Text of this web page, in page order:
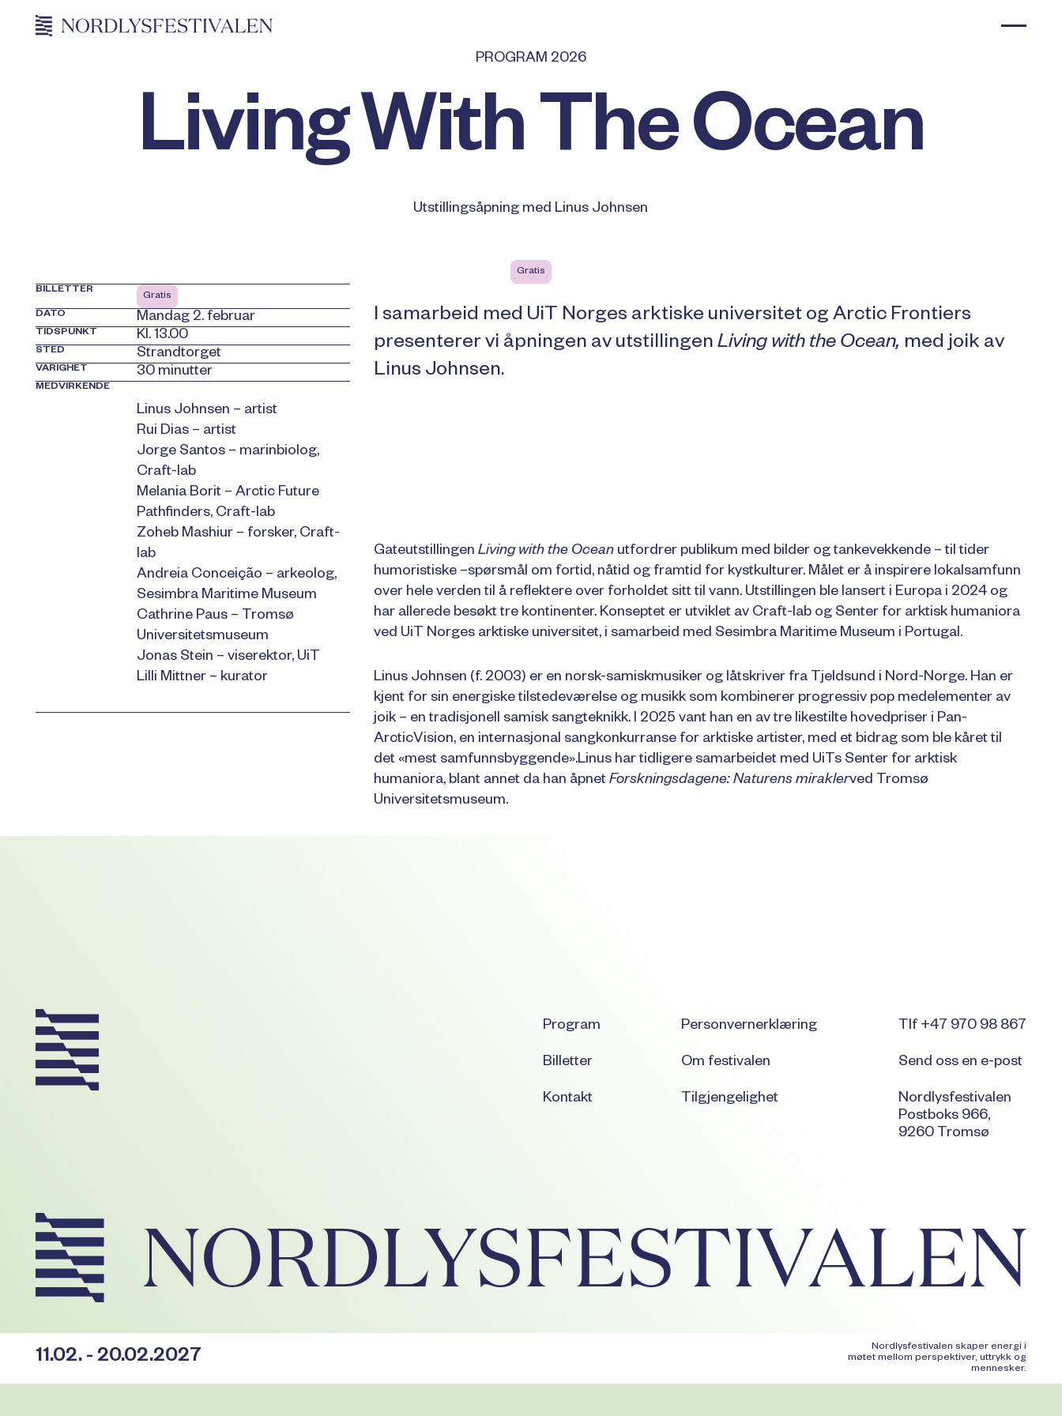
PROGRAM 2026
Living With The Ocean
Utstillingsåpning med Linus Johnsen
Gratis
BILLETTER
Gratis
DATO
Mandag 2. februar
TIDSPUNKT Kl. 13.00
STED Strandtorget
VARIGHET 30 minutter
MEDVIRKENDE
Linus Johnsen – artist
Rui Dias – artist
Jorge Santos – marinbiolog,
Craft-lab
Melania Borit – Arctic Future
Pathfinders, Craft-lab
Zoheb Mashiur – forsker, Craft-
lab
Andreia Conceição – arkeolog,
Sesimbra Maritime Museum
Cathrine Paus – Tromsø
Universitetsmuseum
Jonas Stein – viserektor, UiT
Lilli Mittner – kurator
I samarbeid med UiT Norges arktiske universitet og Arctic Frontiers
presenterer vi åpningen av utstillingenLiving with the Ocean, med joik av
Linus Johnsen.
GateutstillingenLiving with the Ocean utfordrer publikum med bilder og tankevekkende – til tider
humoristiske –spørsmål om fortid, nåtid og framtid for kystkulturer. Målet er å inspirere lokalsamfunn
over hele verden til å reflektere over forholdet sitt til vann. Utstillingen ble lansert i Europa i 2024 og
har allerede besøkt tre kontinenter. Konseptet er utviklet av Craft-lab og Senter for arktisk humaniora
ved UiT Norges arktiske universitet, i samarbeid med Sesimbra Maritime Museum i Portugal.
Linus Johnsen (f. 2003) er en norsk-samiskmusiker og låtskriver fra Tjeldsund i Nord-Norge. Han er
kjent for sin energiske tilstedeværelse og musikk som kombinerer progressiv pop medelementer av
joik – en tradisjonell samisk sangteknikk. I 2025 vant han en av tre likestilte hovedpriser i Pan-
ArcticVision, en internasjonal sangkonkurranse for arktiske artister, med et bidrag som ble kåret til
det «mest samfunnsbyggende».Linus har tidligere samarbeidet med UiTs Senter for arktisk
humaniora, blant annet da han åpnetForskningsdagene: Naturens miraklerved Tromsø
Universitetsmuseum.
Program
Billetter
Kontakt
Personvernerklæring
Om festivalen
Tilgjengelighet
Tlf +47 970 98 867
Send oss en e-post
Nordlysfestivalen
Postboks 966,
9260 Tromsø
11.02. - 20.02.2027
Nordlysfestivalen skaper energi i
møtet mellom perspektiver, uttrykk og
mennesker.